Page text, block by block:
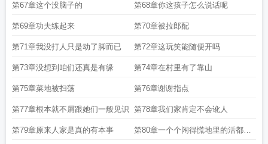
第67章这个没脑子的 第68章你这孩子怎么说话呢
第69章功夫练起来 第70章被拉郎配
第71章我没打人只是动了脚而已 第72章这玩笑能随便开吗
第73章没想到咱们还真是有缘 第74章在村里有了靠山
第75章菜地被扫荡 第76章谢谢指点
第77章根本就不屑跟她们一般见识 第78章我们家肯定不会讹人
第79章原来人家是真的有本事 第80章一个个闲得慌地里的活都干